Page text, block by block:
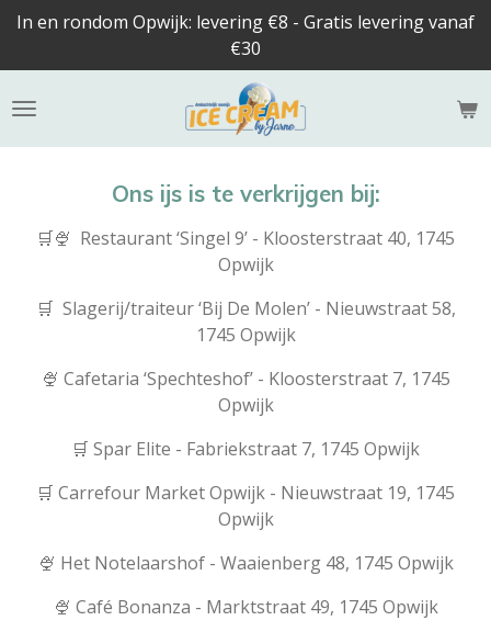
Ga
naar
de
In en rondom Opwijk: levering €8 - Gratis levering vanaf
€30
Ons ijs is te verkrijgen bij:
🛒🍨 Restaurant ‘Singel 9’ - Kloosterstraat 40, 1745
Opwijk
🛒 Slagerij/traiteur ‘Bij De Molen’ - Nieuwstraat 58,
1745 Opwijk
🍨 Cafetaria ‘Spechteshof’ - Kloosterstraat 7, 1745
Opwijk
🛒 Spar Elite - Fabriekstraat 7, 1745 Opwijk
🛒 Carrefour Market Opwijk - Nieuwstraat 19, 1745
Opwijk
🍨 Het Notelaarshof - Waaienberg 48, 1745 Opwijk
🍨 Café Bonanza - Marktstraat 49, 1745 Opwijk